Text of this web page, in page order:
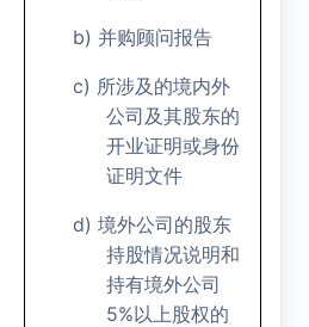
b) 并购顾问报告
c) 所涉及的境内外
公司及其股东的
开业证明或身份
证明文件
d) 境外公司的股东
持股情况说明和
持有境外公司
5% 以上股权的